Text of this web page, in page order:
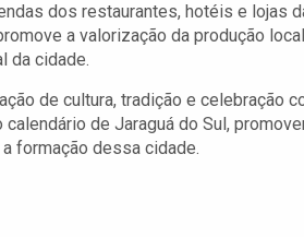
dos restaurantes, hotéis e lojas
a valorização da produção
da cidade.
de cultura, tradição e celebração
de Jaraguá do Sul,
formação dessa cidade.